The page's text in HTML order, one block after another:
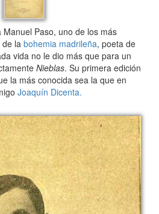
Paso, uno de los más
la bohemia madrileña, poeta de
vida no le dio más que para un
Nieblas. Su primera edición
la más conocida sea la que en
Joaquín Dicenta.